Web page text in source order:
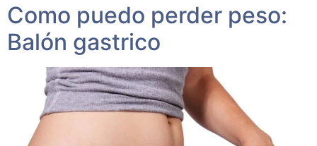
Como puedo perder peso:
Balón gastrico